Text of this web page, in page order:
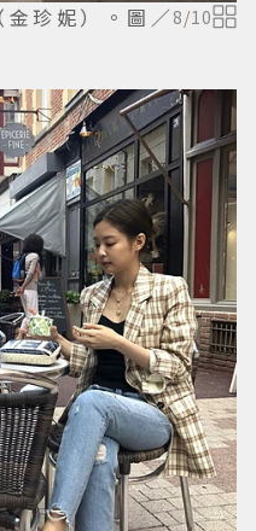
珍妮）。圖／ 8/10